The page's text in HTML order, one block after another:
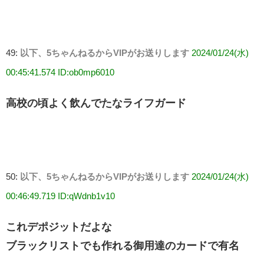
49: 以下、5ちゃんねるからVIPがお送りします 2024/01/24(水)
00:45:41.574 ID:ob0mp6010
高校の頃よく飲んでたなライフガード
50: 以下、5ちゃんねるからVIPがお送りします 2024/01/24(水)
00:46:49.719 ID:qWdnb1v10
これデポジットだよな
ブラックリストでも作れる御用達のカードで有名